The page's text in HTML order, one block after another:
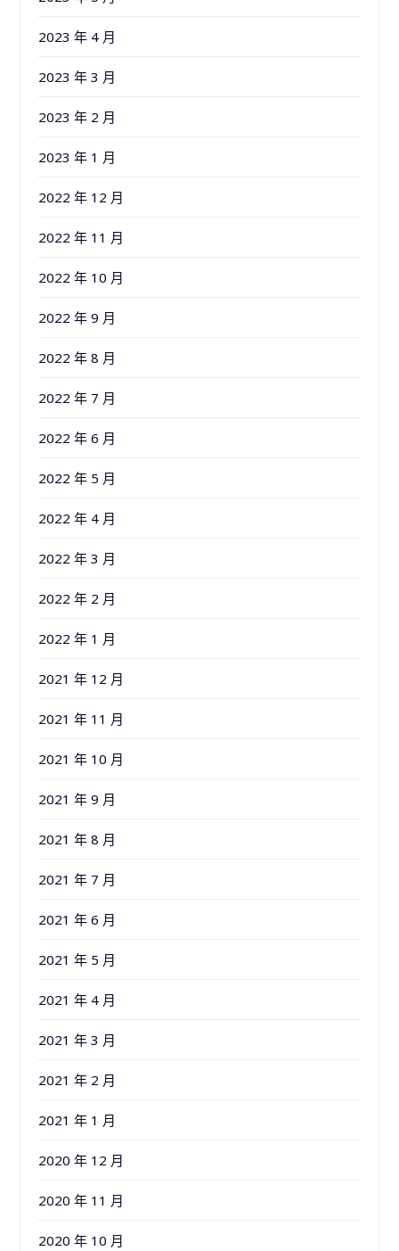
2023 年 4 月
2023 年 3 月
2023 年 2 月
2023 年 1 月
2022 年 12 月
2022 年 11 月
2022 年 10 月
2022 年 9 月
2022 年 8 月
2022 年 7 月
2022 年 6 月
2022 年 5 月
2022 年 4 月
2022 年 3 月
2022 年 2 月
2022 年 1 月
2021 年 12 月
2021 年 11 月
2021 年 10 月
2021 年 9 月
2021 年 8 月
2021 年 7 月
2021 年 6 月
2021 年 5 月
2021 年 4 月
2021 年 3 月
2021 年 2 月
2021 年 1 月
2020 年 12 月
2020 年 11 月
2020 年 10 月